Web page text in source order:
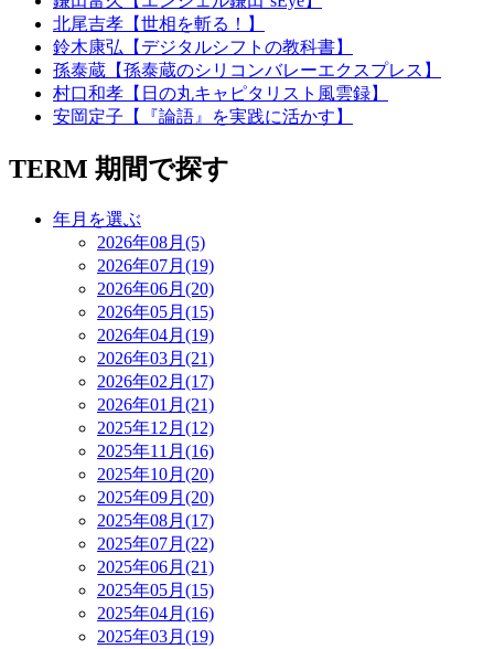
北尾吉孝【世相を斬る！】
鈴木康弘【デジタルシフトの教科書】
孫泰蔵【孫泰蔵のシリコンバレーエクスプレス】
村口和孝【日の丸キャピタリスト風雲録】
安岡定子【『論語』を実践に活かす】
TERM 期間で探す
年月を選ぶ
2026年08月(5)
2026年07月(19)
2026年06月(20)
2026年05月(15)
2026年04月(19)
2026年03月(21)
2026年02月(17)
2026年01月(21)
2025年12月(12)
2025年11月(16)
2025年10月(20)
2025年09月(20)
2025年08月(17)
2025年07月(22)
2025年06月(21)
2025年05月(15)
2025年04月(16)
2025年03月(19)